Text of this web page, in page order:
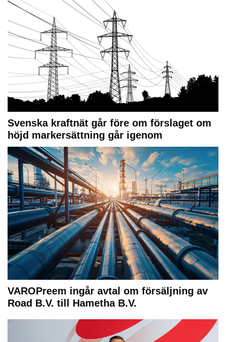
Svenska kraftnät går före om förslaget om
höjd markersättning går igenom
VAROPreem ingår avtal om försäljning av
Road B.V. till Hametha B.V.